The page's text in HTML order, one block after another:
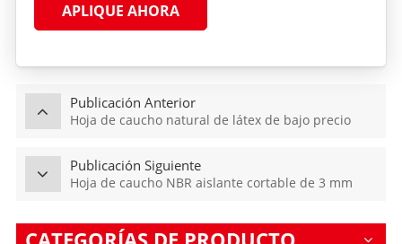
APLIQUE AHORA
Publicación Anterior
Hoja de caucho natural de látex de bajo precio
Publicación Siguiente
Hoja de caucho NBR aislante cortable de 3 mm